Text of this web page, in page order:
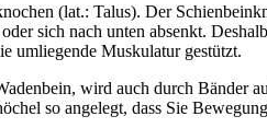
(lat.: Talus). Der
sich nach unten absenkt.
umliegende Muskulatur gestützt.
wird auch durch Bänder
so angelegt, dass Sie